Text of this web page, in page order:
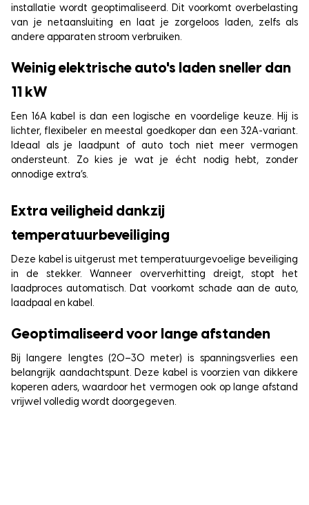
installatie wordt geoptimaliseerd. Dit voorkomt overbelasting
van je netaansluiting en laat je zorgeloos laden, zelfs als
andere apparaten stroom verbruiken.
Weinig elektrische auto's laden sneller dan
11 kW
Een 16A kabel is dan een logische en voordelige keuze. Hij is
lichter, flexibeler en meestal goedkoper dan een 32A-variant.
Ideaal als je laadpunt of auto toch niet meer vermogen
ondersteunt. Zo kies je wat je écht nodig hebt, zonder
onnodige extra’s.
Extra veiligheid dankzij
temperatuurbeveiliging
Deze kabel is uitgerust met temperatuurgevoelige beveiliging
in de stekker. Wanneer oververhitting dreigt, stopt het
laadproces automatisch. Dat voorkomt schade aan de auto,
laadpaal en kabel.
Geoptimaliseerd voor lange afstanden
Bij langere lengtes (20–30 meter) is spanningsverlies een
belangrijk aandachtspunt. Deze kabel is voorzien van dikkere
koperen aders, waardoor het vermogen ook op lange afstand
vrijwel volledig wordt doorgegeven.